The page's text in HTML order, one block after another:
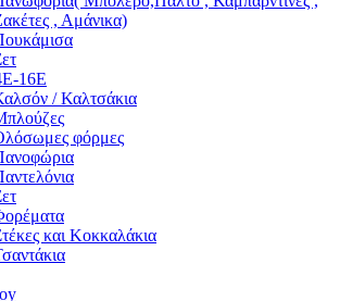
, Αμάνικα)
16Ε
/ Καλτσάκια
φόρμες
και Κοκκαλάκια